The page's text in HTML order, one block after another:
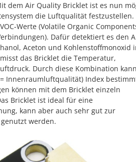
dem Air Quality Bricklet ist es nun
die Luftqualität festzustellen.
Werte (Volatile Organic
Dafür detektiert es den
Aceton und Kohlenstoffmonoxid
das Bricklet die Temperatur,
Durch diese Kombination
Innenraumluftqualität) Index
können mit dem Bricklet einzeln
Bricklet ist ideal für eine
kann aber auch sehr gut zur
werden.